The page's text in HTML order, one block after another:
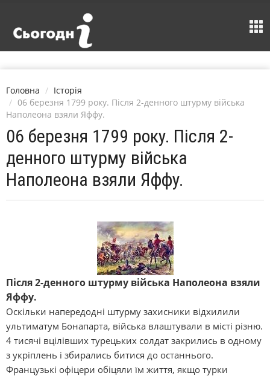
Головна
Історія
06 березня 1799 року. Після 2-денного штурму війська
Наполеона взяли Яффу.
06 березня 1799 року. Після 2-
денного штурму війська
Наполеона взяли Яффу.
Після 2-денного штурму війська Наполеона взяли
Яффу.
Оскільки напередодні штурму захисники відхилили
ультиматум Бонапарта, війська влаштували в місті різню.
4 тисячі вцілівших турецьких солдат закрились в одному
з укріплень і збирались битися до останнього.
Французькі офіцери обіцяли їм життя, якщо турки